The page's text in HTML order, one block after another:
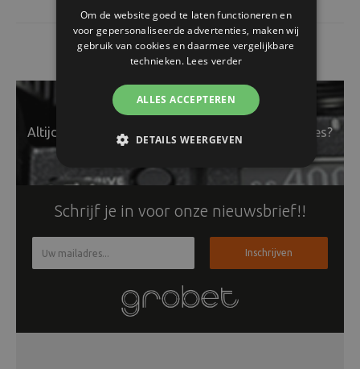
Altijd op de hoogte van het laatste nieuws en acties?
Schrijf je in voor onze nieuwsbrief!!
Inschrijven
Om de website goed te laten functioneren en
voor gepersonaliseerde advertenties, maken wij
gebruik van cookies en daarmee vergelijkbare
technieken. Lees verder
ALLES ACCEPTEREN
DETAILS WEERGEVEN